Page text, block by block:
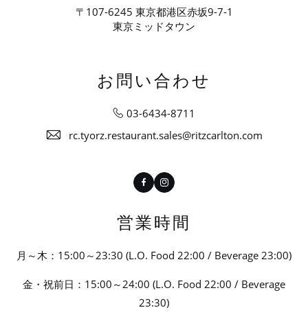
〒107-6245 東京都港区赤坂9-7-1
東京ミッドタウン
お問い合わせ
03-6434-8711
rc.tyorz.restaurant.sales@ritzcarlton.com
FacebookInstagram
営業時間
月～木：15:00～23:30 (L.O. Food 22:00 / Beverage 23:00)
金・祝前日：15:00～24:00 (L.O. Food 22:00 / Beverage
23:30)